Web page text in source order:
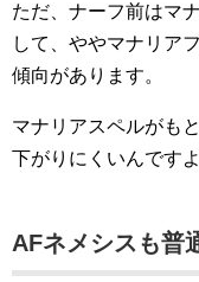
ただ、ナーフ前はマ
して、ややマナリア
傾向があります。
マナリアスペルがも
下がりにくいんですよ
AFネメシスも普